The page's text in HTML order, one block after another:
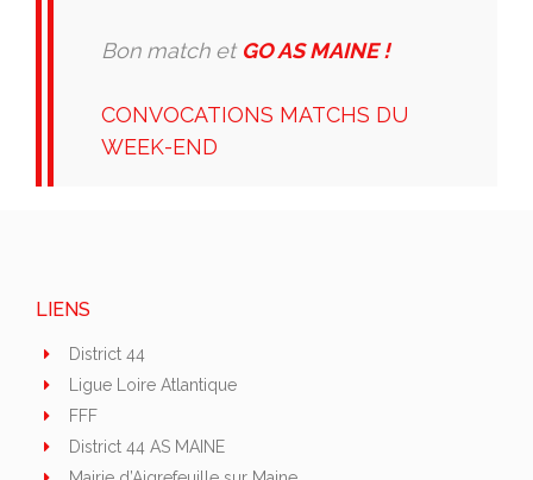
Bon match et GO AS MAINE !
CONVOCATIONS MATCHS DU
WEEK-END
LIENS
District 44
Ligue Loire Atlantique
FFF
District 44 AS MAINE